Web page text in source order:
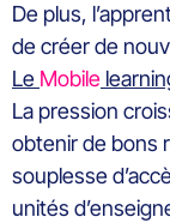
De plus,
de créer de
Le Mobile
La pression
obtenir de bons
souplesse
unités